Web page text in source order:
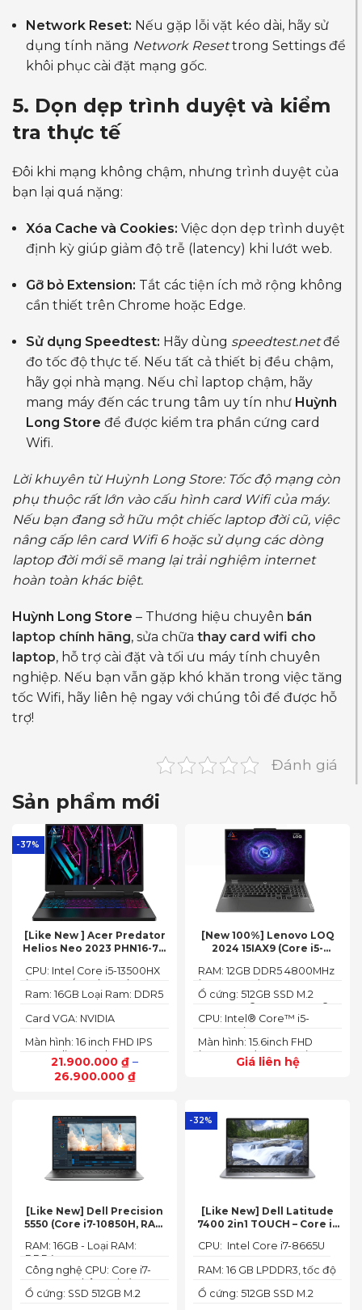
Network Reset: Nếu gặp lỗi vặt kéo dài, hãy sử
dụng tính năng Network Resettrong Settings để
khôi phục cài đặt mạng gốc.
5. Dọn dẹp trình duyệt và kiểm
tra thực tế
Đôi khi mạng không chậm, nhưng trình duyệt của
bạn lại quá nặng:
Xóa Cache và Cookies: Việc dọn dẹp trình duyệt
định kỳ giúp giảm độ trễ (latency) khi lướt web.
Gỡ bỏ Extension: Tắt các tiện ích mở rộng không
cần thiết trên Chrome hoặc Edge.
Sử dụng Speedtest: Hãy dùng speedtest.netđể
đo tốc độ thực tế. Nếu tất cả thiết bị đều chậm,
hãy gọi nhà mạng. Nếu chỉ laptop chậm, hãy
mang máy đến các trung tâm uy tín như Huỳnh
Long Store để được kiểm tra phần cứng card
Wifi.
Lời khuyên từ Huỳnh Long Store: Tốc độ mạng còn
phụ thuộc rất lớn vào cấu hình card Wifi của máy.
Nếu bạn đang sở hữu một chiếc laptop đời cũ, việc
nâng cấp lên card Wifi 6 hoặc sử dụng các dòng
laptop đời mới sẽ mang lại trải nghiệm internet
hoàn toàn khác biệt.
Huỳnh Long Store – Thương hiệu chuyên bán
laptop chính hãng, sửa chữa thay card wifi cho
laptop, hỗ trợ cài đặt và tối ưu máy tính chuyên
nghiệp. Nếu bạn vẫn gặp khó khăn trong việc tăng
tốc Wifi, hãy liên hệ ngay với chúng tôi để được hỗ
trợ!
Đánh giá
Sản phẩm mới
-37%
[Like New ] Acer Predator
Helios Neo 2023 PHN16-71-
16GB, 512GB, RTX 4050 6GB,
16″ FHD 165Hz)
21.900.000 ₫ –
26.900.000 ₫
Màn hình: 16 inch FHD IPS
165Hz SlimBezel, sRGB
100%, Acer ComfyView,
500 nits
Card VGA: NVIDIA
(140W)
Ram: 16GB Loại Ram: DDR5
CPU: Intel Core i5-13500HX
(14 Cores/ 20 Threads, up
to 4.70 GHz, 24MB)
[New 100%] Lenovo LOQ
2024 15IAX9 (Core i5-
3050 6GB, 15.6″ FHD 144Hz)
Giá liên hệ
Màn hình: 15.6inch FHD
(1920x1080) IPS 300nits
Anti-glare, 100%sRGB,
CPU: Intel® Core™ i5-
12450HX (2.00GHz up to
4.40GHz, 12MB Cache)
Ổ cứng: 512GB SSD M.2
2242 PCIe® 4.0x4 NVMe®
RAM: 12GB DDR5 4800MHz
(up to 32GB)
[Like New] Dell Precision
5550 (Core i7-10850H, RAM
Quadro T1000 4G, Màn
15.6” FHD+)
Ổ cứng: SSD 512GB M.2
Công nghệ CPU: Core i7-
10750H, 6 nhân, 12 luồng
RAM: 16GB - Loại RAM:
DDR4
-32%
[Like New] Dell Latitude
7400 2in1 TOUCH – Core i7
màn hình 14 inch FHD Cảm
Ổ cứng: 512GB SSD M.2
RAM: 16 GB LPDDR3, tốc độ
CPU: Intel Core i7-8665U